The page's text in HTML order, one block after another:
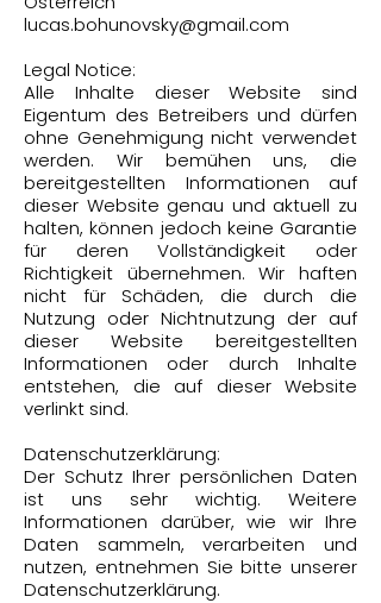
lucas.bohunovsky@gmail.com
Legal Notice:
Alle Inhalte dieser Website sind
Eigentum des Betreibers und dürfen
ohne Genehmigung nicht verwendet
werden. Wir bemühen uns, die
bereitgestellten Informationen auf
dieser Website genau und aktuell zu
halten, können jedoch keine Garantie
für deren Vollständigkeit oder
Richtigkeit übernehmen. Wir haften
nicht für Schäden, die durch die
Nutzung oder Nichtnutzung der auf
dieser Website bereitgestellten
Informationen oder durch Inhalte
entstehen, die auf dieser Website
verlinkt sind.
Datenschutzerklärung:
Der Schutz Ihrer persönlichen Daten
ist uns sehr wichtig. Weitere
Informationen darüber, wie wir Ihre
Daten sammeln, verarbeiten und
nutzen, entnehmen Sie bitte unserer
Datenschutzerklärung.